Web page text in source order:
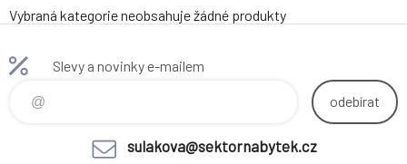
Vybraná kategorie neobsahuje žádné produkty
Slevy a novinky e-mailem
odebírat
sulakova@sektornabytek.cz